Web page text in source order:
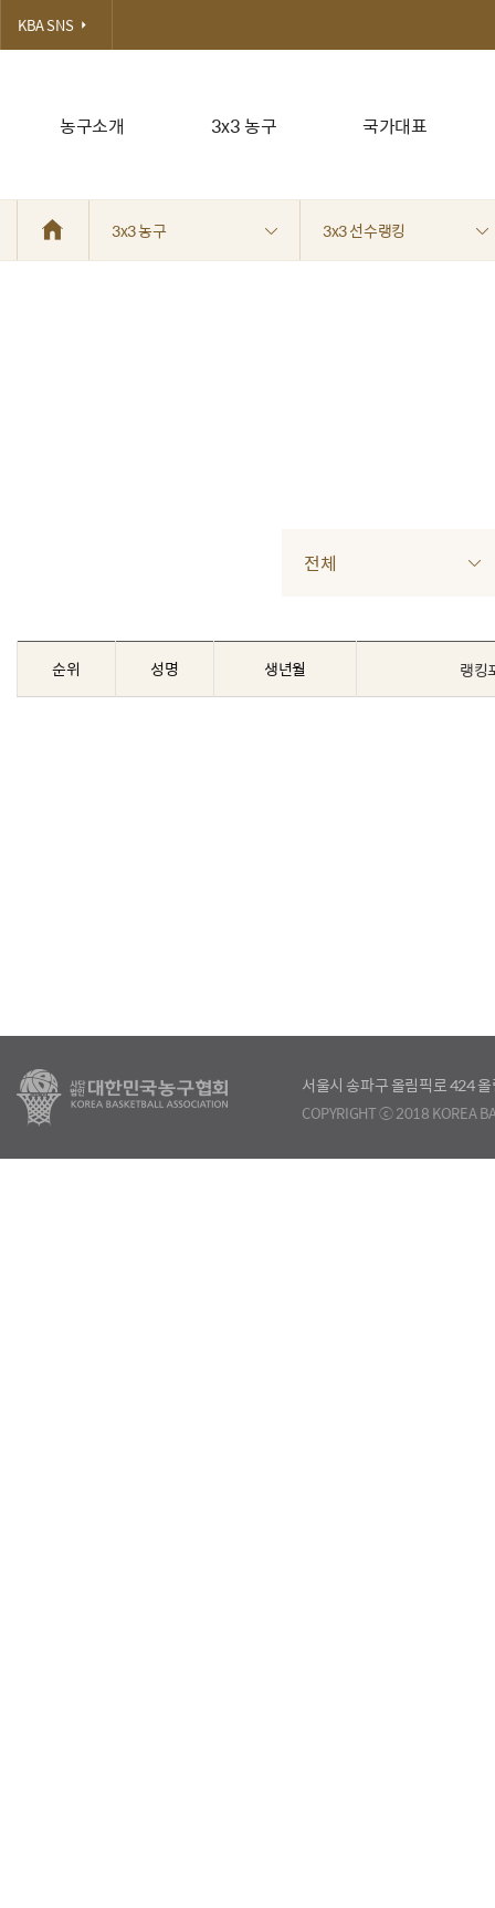
농구소개 3x3 농구 국가대표
KBA SNS
3x3 농구 3x3 선수랭킹
전체
순위 성명 생년월 랭킹
서울시 송파구 올림픽로 424
COPYRIGHT ⓒ 2018 KOREA